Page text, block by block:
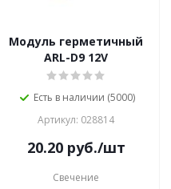
Модуль герметичный
ARL-D9 12V
Есть в наличии (5000)
Артикул: 028814
20.20руб./шт
Свечение